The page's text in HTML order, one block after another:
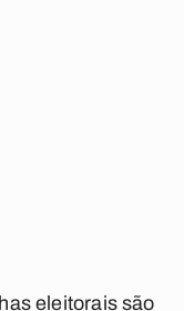
eleitorais são